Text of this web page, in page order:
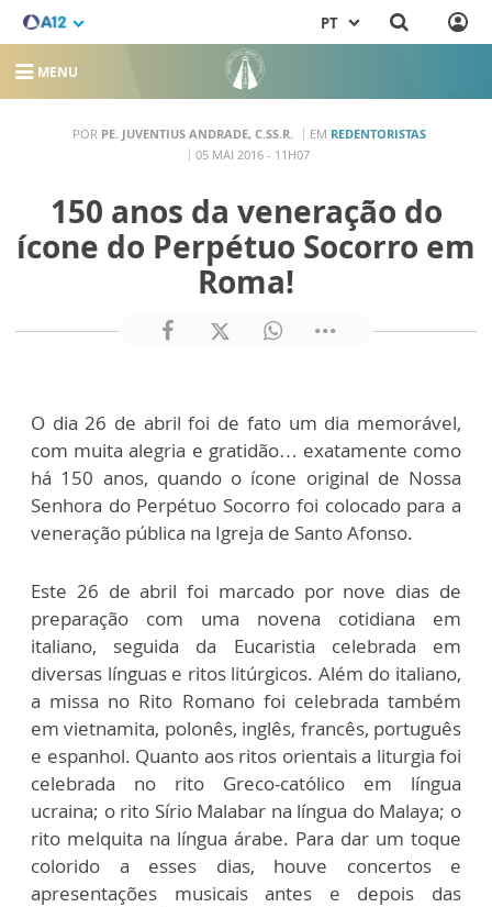
PT
MENU
POR PE. JUVENTIUS ANDRADE, C.SS.R. EM REDENTORISTAS
05 MAI 2016 - 11H07
150 anos da veneração do
ícone do Perpétuo Socorro em
Roma!
O dia 26 de abril foi de fato um dia memorável,
com muita alegria e gratidão… exatamente como
há 150 anos, quando o ícone original de Nossa
Senhora do Perpétuo Socorro foi colocado para a
veneração pública na Igreja de Santo Afonso.
Este 26 de abril foi marcado por nove dias de
preparação com uma novena cotidiana em
italiano, seguida da Eucaristia celebrada em
diversas línguas e ritos litúrgicos. Além do italiano,
a missa no Rito Romano foi celebrada também
em vietnamita, polonês, inglês, francês, português
e espanhol. Quanto aos ritos orientais a liturgia foi
celebrada no rito Greco-católico em língua
ucraina; o rito Sírio Malabar na língua do Malaya; o
rito melquita na língua árabe. Para dar um toque
colorido a esses dias, houve concertos e
apresentações musicais antes e depois das